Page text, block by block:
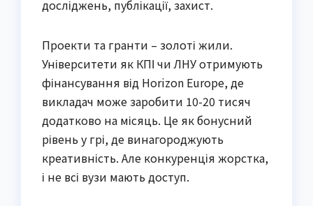
досліджень, публікації, захист.
Проекти та гранти – золоті жили.
Університети як КПІ чи ЛНУ отримують
фінансування від Horizon Europe, де
викладач може заробити 10-20 тисяч
додатково на місяць. Це як бонусний
рівень у грі, де винагороджують
креативність. Але конкуренція жорстка,
і не всі вузи мають доступ.